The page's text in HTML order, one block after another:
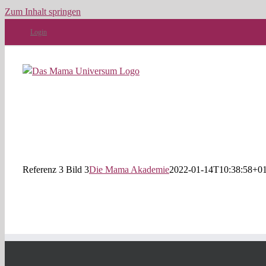
Zum Inhalt springen
Login
Referenz 3 Bild 3Die Mama Akademie2022-01-